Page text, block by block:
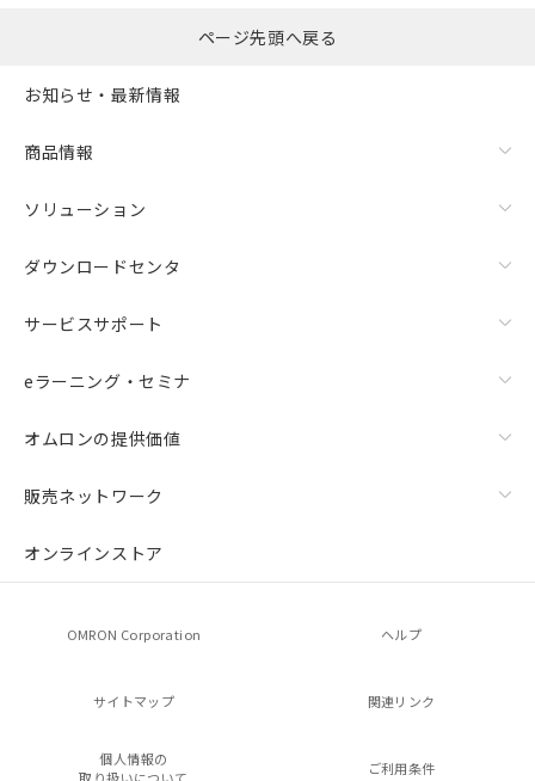
ページ先頭へ戻る
お知らせ・最新情報
商品情報
ソリューション
ダウンロードセンタ
サービスサポート
eラーニング・セミナ
オムロンの提供価値
販売ネットワーク
オンラインストア
OMRON Corporation ヘルプ
サイトマップ 関連リンク
個人情報の
ご利用条件